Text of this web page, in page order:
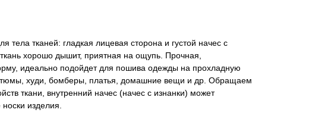
тела тканей: гладкая лицевая сторона и густой начес с
хорошо дышит, приятная на ощупь. Прочная,
идеально подойдет для пошива одежды на прохладную
худи, бомберы, платья, домашние вещи и др. Обращаем
ткани, внутренний начес (начес с изнанки) может
носки изделия.